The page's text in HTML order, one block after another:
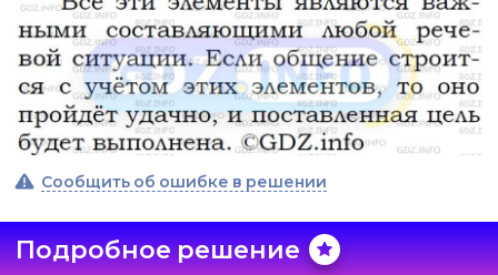
Сообщить об ошибке в решении
Подробное решение